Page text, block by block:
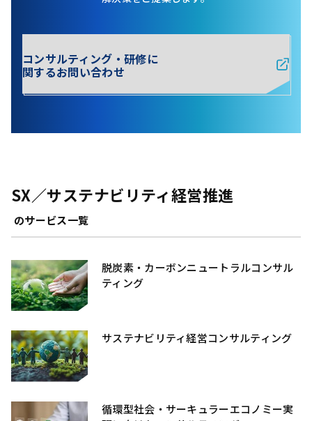
コンサルティング・研修に
関するお問い合わせ
SX／サステナビリティ経営推進
のサービス一覧
脱炭素・カーボンニュートラルコンサル
ティング
サステナビリティ経営コンサルティング
循環型社会・サーキュラーエコノミー実